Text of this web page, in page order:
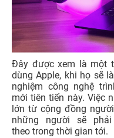
Đây được xem là một
dùng Apple, khi họ sẽ
nghiệm công nghệ
mới tiên tiến này. Việc
lớn từ cộng đồng
những người sẽ
theo trong thời gian tới.